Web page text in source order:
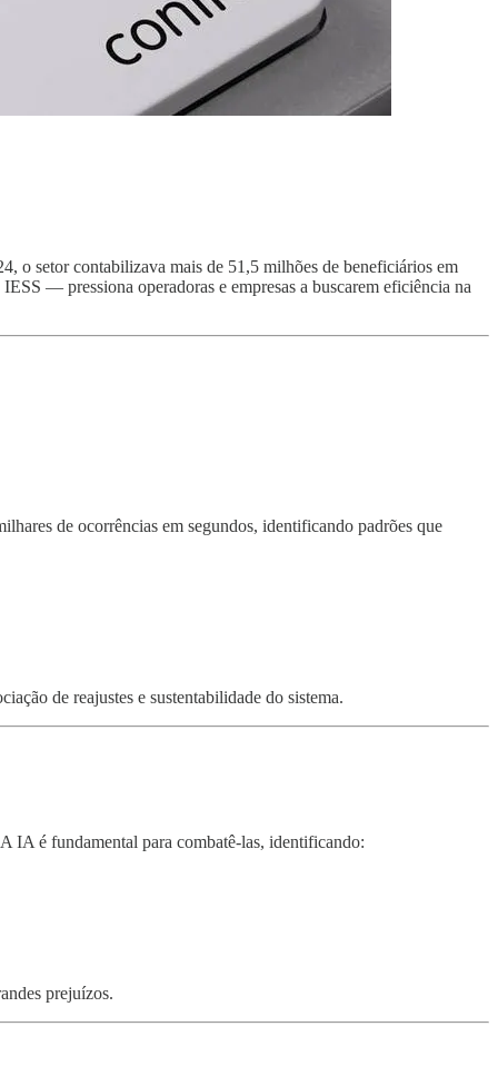
o setor contabilizava mais de 51,5 milhões de beneficiários em
— pressiona operadoras e empresas a buscarem eficiência na
de ocorrências em segundos, identificando padrões que
de reajustes e sustentabilidade do sistema.
IA é fundamental para combatê-las, identificando:
prejuízos.